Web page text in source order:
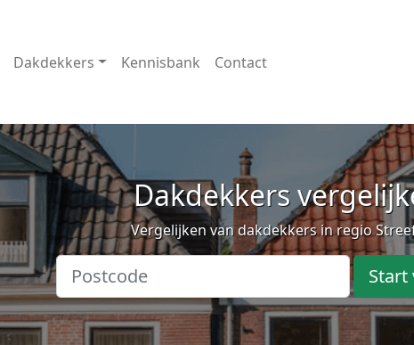
Dakdekkers Kennisbank Contact
Dakdekkers
Vergelijken van dakdekkers in regio
Start